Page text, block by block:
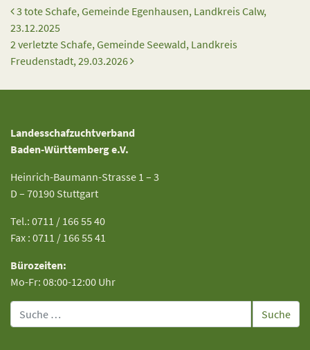
Beitrags-Navigation
3 tote Schafe, Gemeinde Egenhausen, Landkreis Calw,
23.12.2025
2 verletzte Schafe, Gemeinde Seewald, Landkreis
Freudenstadt, 29.03.2026
Landesschafzuchtverband
Baden-Württemberg e.V.
Heinrich-Baumann-Strasse 1 – 3
D – 70190 Stuttgart
Tel.: 0711 / 166 55 40
Fax : 0711 / 166 55 41
Bürozeiten:
Mo-Fr: 08:00-12:00 Uhr
Suche